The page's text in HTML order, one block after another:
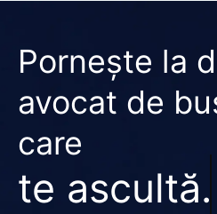
Pornește la
avocat de
care
te ascultă.